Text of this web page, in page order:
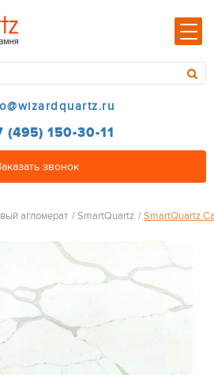
(495) 150-30-11
звонок
агломерат /SmartQuartz /SmartQuartz